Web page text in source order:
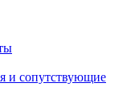
и сопутствующие